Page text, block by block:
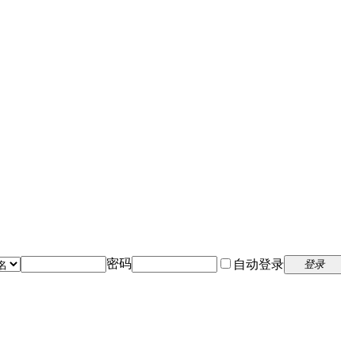
密码
自动登录 登录